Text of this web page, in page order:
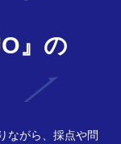
』の
ながら、採点や問